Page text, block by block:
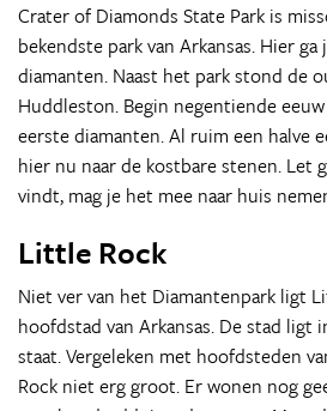
Crater of Diamonds State Park is
bekendste park van Arkansas. Hier
diamanten. Naast het park stond de
Huddleston. Begin negentiende
eerste diamanten. Al ruim een halve
hier nu naar de kostbare stenen. Let
vindt, mag je het mee naar huis
Little Rock
Niet ver van het Diamantenpark ligt
hoofdstad van Arkansas. De stad ligt
staat. Vergeleken met hoofdsteden
Rock niet erg groot. Er wonen nog